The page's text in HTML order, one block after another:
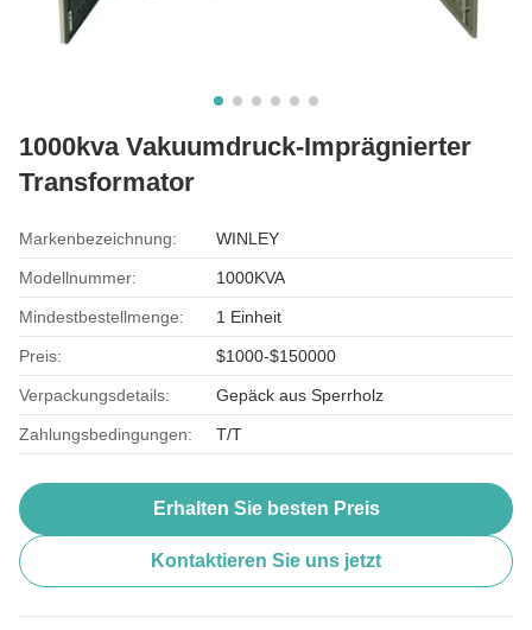
1000kva Vakuumdruck-Imprägnierter
Transformator
Markenbezeichnung: WINLEY
Modellnummer: 1000KVA
Mindestbestellmenge: 1 Einheit
Preis: $1000-$150000
Verpackungsdetails: Gepäck aus Sperrholz
Zahlungsbedingungen: T/T
Erhalten Sie besten Preis
Kontaktieren Sie uns jetzt